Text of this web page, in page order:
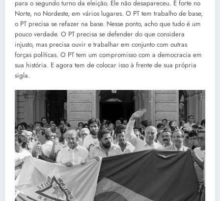
para o segundo turno da eleição. Ele não desapareceu. É forte no
Norte, no Nordeste, em vários lugares. O PT tem trabalho de base,
o PT precisa se refazer na base. Nesse ponto, acho que tudo é um
pouco verdade. O PT precisa se defender do que considera
injusto, mas precisa ouvir e trabalhar em conjunto com outras
forças políticas. O PT tem um compromisso com a democracia em
sua história. E agora tem de colocar isso à frente de sua própria
sigla.